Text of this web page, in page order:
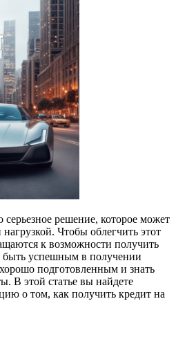
решение, которое может
Чтобы облегчить этот
к возможности получить
быть успешным в получении
подготовленным и знать
В этой статье вы найдете
о том, как получить кредит на